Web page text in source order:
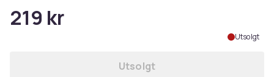
219 kr
Utsolgt
Utsolgt